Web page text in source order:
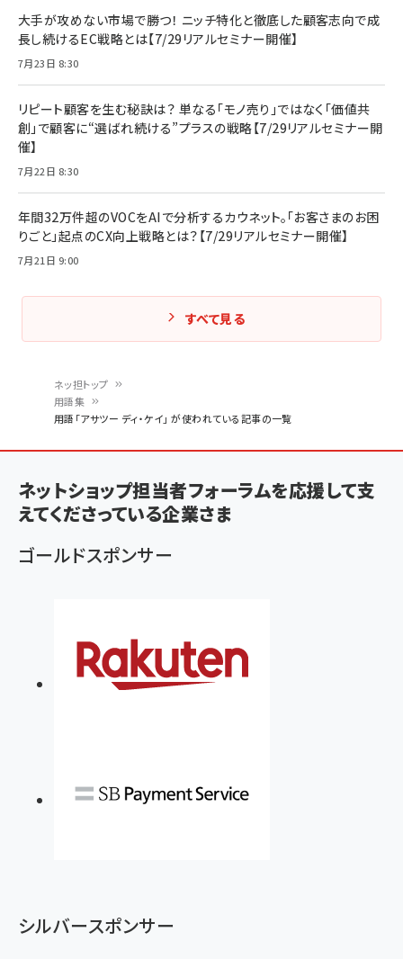
ン
く
ず
ネッ担トップ
用語集
用語「アサツー ディ・ケイ」 が使われている記事の一覧
大手が攻めない市場で勝つ！ ニッチ特化と徹底した顧客志向で成
長し続けるEC戦略とは【7/29リアルセミナー開催】
7月23日 8:30
リピート顧客を生む秘訣は？ 単なる「モノ売り」ではなく「価値共
創」で顧客に“選ばれ続ける”プラスの戦略【7/29リアルセミナー開
催】
7月22日 8:30
年間32万件超のVOCをAIで分析するカウネット。「お客さまのお困
りごと」起点のCX向上戦略とは？【7/29リアルセミナー開催】
7月21日 9:00
すべて見る
ネットショップ担当者フォーラムを応援して支
えてくださっている企業さま
ゴールドスポンサー
シルバースポンサー